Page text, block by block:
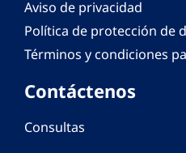
Aviso de privacidad
Política de protección de
Términos y condiciones
Contáctenos
Consultas